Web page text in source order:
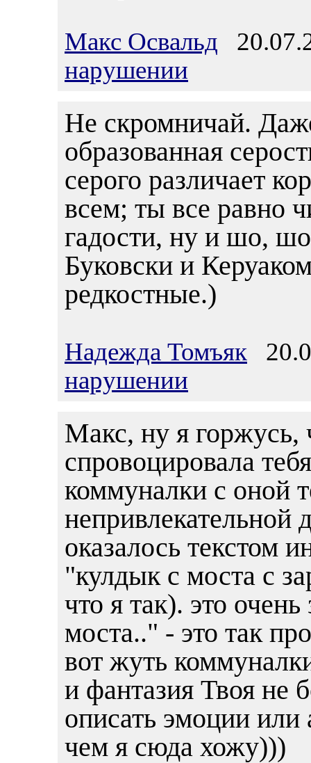
Макс Освальд
нарушении
Не скромничай.
образованная
серого различает
всем; ты все равно
гадости, ну и шо,
Буковски и
редкостные.)
Надежда Томъяк
нарушении
Макс, ну я горжусь,
спровоцировала
коммуналки с оной
непривлекательной
оказалось текстом
"кулдык с моста с
что я так). это
моста.." - это так
вот жуть
и фантазия Твоя не
описать эмоции или
чем я сюда хожу)))